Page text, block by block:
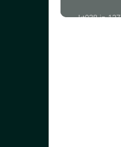
kt038 iz 127